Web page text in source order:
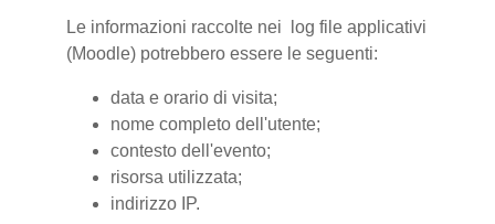
Le informazioni raccolte nei log file applicativi
(Moodle) potrebbero essere le seguenti:
data e orario di visita;
nome completo dell'utente;
contesto dell'evento;
risorsa utilizzata;
indirizzo IP.